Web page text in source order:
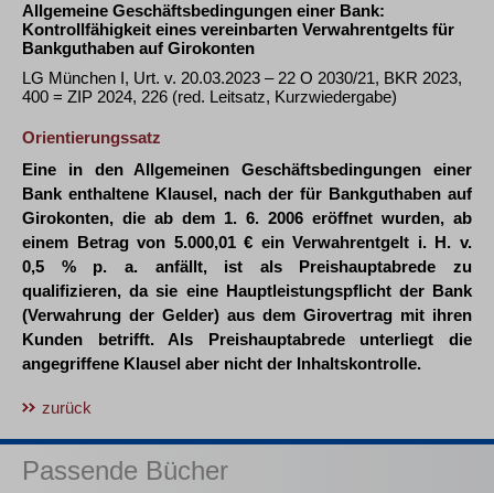
Allgemeine Geschäftsbedingungen einer Bank:
Kontrollfähigkeit eines vereinbarten Verwahrentgelts für
Bankguthaben auf Girokonten
LG München I, Urt. v. 20.03.2023 – 22 O 2030/21, BKR 2023,
400 = ZIP 2024, 226 (red. Leitsatz, Kurzwiedergabe)
Orientierungssatz
Eine in den Allgemeinen Geschäftsbedingungen einer
Bank enthaltene Klausel, nach der für Bankguthaben auf
Girokonten, die ab dem 1. 6. 2006 eröffnet wurden, ab
einem Betrag von 5.000,01 € ein Verwahrentgelt i. H. v.
0,5 % p. a. anfällt, ist als Preishauptabrede zu
qualifizieren, da sie eine Hauptleistungspflicht der Bank
(Verwahrung der Gelder) aus dem Girovertrag mit ihren
Kunden betrifft. Als Preishauptabrede unterliegt die
angegriffene Klausel aber nicht der Inhaltskontrolle.
zurück
Passende Bücher